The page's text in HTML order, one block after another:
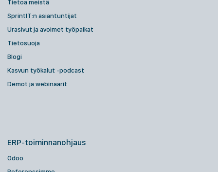
Tietoa meistä
SprintIT:n asiantuntijat
Urasivut ja avoimet työpaikat
Tietosuoja
Blogi
Kasvun työkalut -podcast
Demot ja webinaarit
ERP-toiminnanohjaus
Odoo